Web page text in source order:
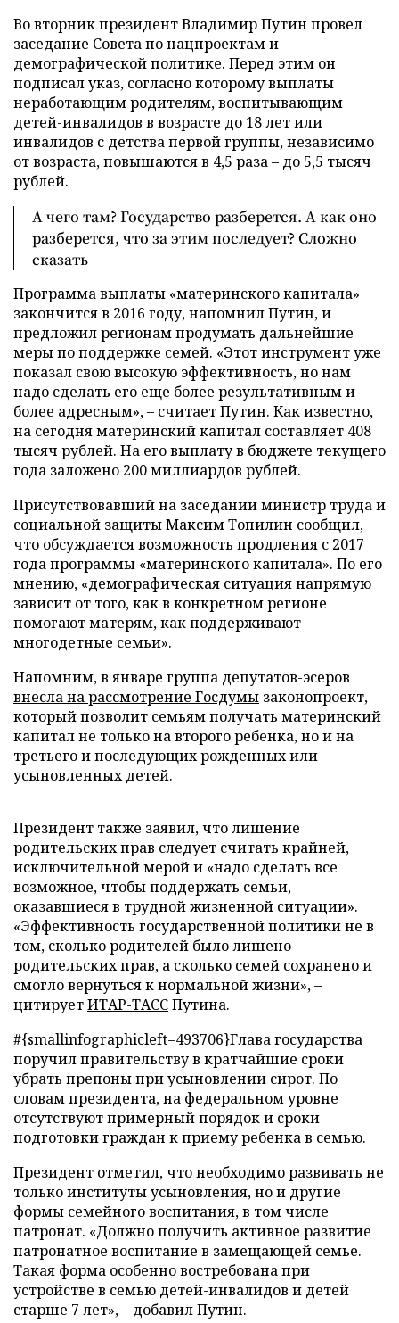
Во вторник президент Владимир Путин провел
заседание Совета по нацпроектам и
демографической политике. Перед этим он
подписал указ, согласно которому выплаты
неработающим родителям, воспитывающим
детей-инвалидов в возрасте до 18 лет или
инвалидов с детства первой группы, независимо
от возраста, повышаются в 4,5 раза – до 5,5 тысяч
рублей.
А чего там? Государство разберется. А как оно
разберется, что за этим последует? Сложно
сказать
Программа выплаты «материнского капитала»
закончится в 2016 году, напомнил Путин, и
предложил регионам продумать дальнейшие
меры по поддержке семей. «Этот инструмент уже
показал свою высокую эффективность, но нам
надо сделать его еще более результативным и
более адресным»,– считает Путин. Как известно,
на сегодня материнский капитал составляет 408
тысяч рублей. На его выплату в бюджете текущего
года заложено 200 миллиардов рублей.
Присутствовавший на заседании министр труда и
социальной защиты Максим Топилин сообщил,
что обсуждается возможность продления с 2017
года программы «материнского капитала». По его
мнению, «демографическая ситуация напрямую
зависит от того, как в конкретном регионе
помогают матерям, как поддерживают
многодетные семьи».
Напомним, в январе группа депутатов-эсеров
внесла на рассмотрение Госдумы законопроект,
который позволит семьям получать материнский
капитал не только на второго ребенка, но и на
третьего и последующих рожденных или
усыновленных детей.
Президент также заявил, что лишение
родительских прав следует считать крайней,
исключительной мерой и «надо сделать все
возможное, чтобы поддержать семьи,
оказавшиеся в трудной жизненной ситуации».
«Эффективность государственной политики не в
том, сколько родителей было лишено
родительских прав, а сколько семей сохранено и
смогло вернуться к нормальной жизни»,–
цитируетИТАР-ТАССПутина.
#{smallinfographicleft=493706}Глава государства
поручил правительству в кратчайшие сроки
убрать препоны при усыновлении сирот. По
словам президента, на федеральном уровне
отсутствуют примерный порядок и сроки
подготовки граждан к приему ребенка в семью.
Президент отметил, что необходимо развивать не
только институты усыновления, но и другие
формы семейного воспитания, в том числе
патронат. «Должно получить активное развитие
патронатное воспитание в замещающей семье.
Такая форма особенно востребована при
устройстве в семью детей-инвалидов и детей
старше 7 лет»,– добавил Путин.